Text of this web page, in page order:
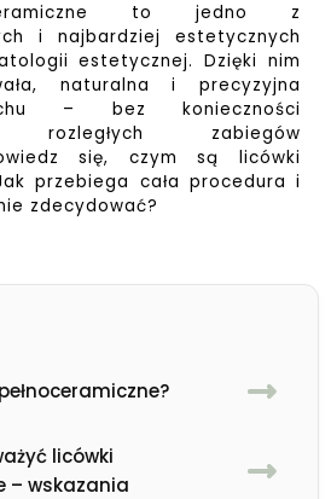
to jedno z
i najbardziej estetycznych
estetycznej. Dzięki nim
naturalna i precyzyjna
– bez konieczności
rozległych zabiegów
się, czym są licówki
przebiega cała procedura i
zdecydować?
licówki
– wskazania